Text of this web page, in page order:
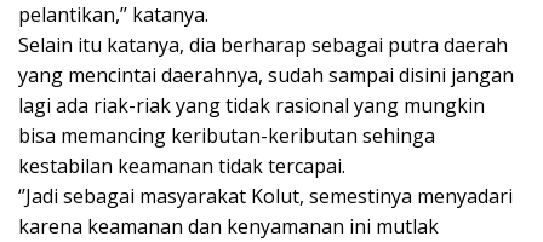
pelantikan,’’ katanya.
Selain itu katanya, dia berharap sebagai putra daerah
yang mencintai daerahnya, sudah sampai disini jangan
lagi ada riak-riak yang tidak rasional yang mungkin
bisa memancing keributan-keributan sehinga
kestabilan keamanan tidak tercapai.
‘’Jadi sebagai masyarakat Kolut, semestinya menyadari
karena keamanan dan kenyamanan ini mutlak